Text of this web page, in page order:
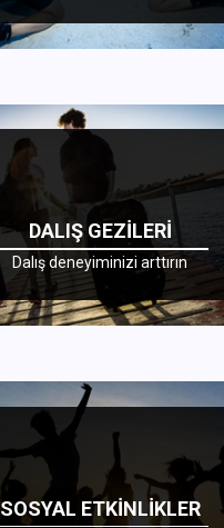
DALIŞ GEZILERI
Dalış deneyiminizi arttırın
SOSYAL ETKINLIKLER